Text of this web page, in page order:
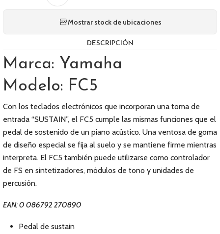
Mostrar stock de ubicaciones
DESCRIPCIÓN
Marca: Yamaha
Modelo: FC5
Con los teclados electrónicos que incorporan una toma de
entrada “SUSTAIN”, el FC5 cumple las mismas funciones que el
pedal de sostenido de un piano acústico. Una ventosa de goma
de diseño especial se fija al suelo y se mantiene firme mientras
interpreta. El FC5 también puede utilizarse como controlador
de FS en sintetizadores, módulos de tono y unidades de
percusión.
EAN: 0 086792 270890
Pedal de sustain